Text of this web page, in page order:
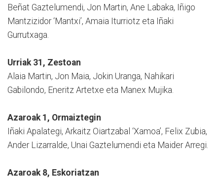
Beñat Gaztelumendi, Jon Martin, Ane Labaka, Iñigo
Mantzizidor ‘Mantxi’, Amaia Iturriotz eta Iñaki
Gurrutxaga.
Urriak 31, Zestoan
Alaia Martin, Jon Maia, Jokin Uranga, Nahikari
Gabilondo, Eneritz Artetxe eta Manex Mujika.
Azaroak 1, Ormaiztegin
Iñaki Apalategi, Arkaitz Oiartzabal ‘Xamoa’, Felix Zubia,
Ander Lizarralde, Unai Gaztelumendi eta Maider Arregi.
Azaroak 8, Eskoriatzan